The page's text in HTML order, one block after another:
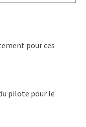
pour ces
pilote pour le